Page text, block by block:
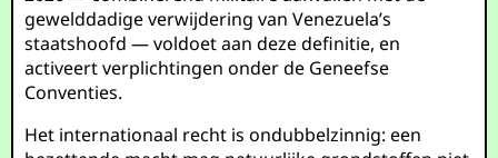
gewelddadige verwijdering van Venezuela’s
staatshoofd — voldoet aan deze definitie, en
activeert verplichtingen onder de Geneefse
Conventies.
Het internationaal recht is ondubbelzinnig: een